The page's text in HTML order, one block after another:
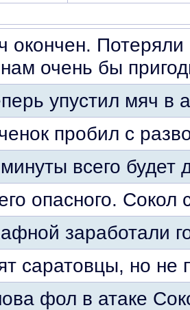
окончен.
очень бы
упустил мяч в
пробил с
всего будет
опасного. Сокол
заработали
саратовцы, но не
фол в атаке